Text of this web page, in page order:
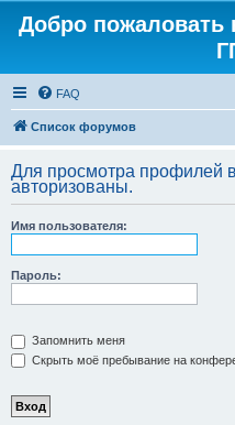
Добро
FAQ
Список форумов
Для просмотра профилей
авторизованы.
Имя пользователя:
Пароль:
Запомнить меня
Скрыть моё пребывание на